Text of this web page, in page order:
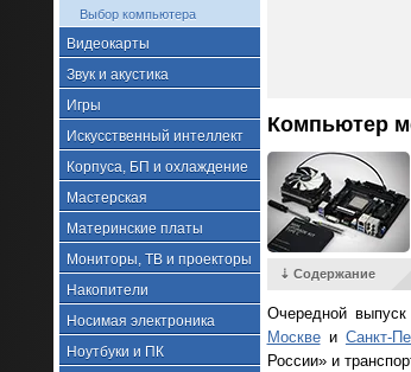
Выбор компьютера
Видеокарты
Звук и акустика
Игры
Искусственный интеллект
Корпуса, БП и охлаждение
Мастерская
Материнские платы
Мониторы, ТВ и проекторы
Накопители
Носимая электроника
Ноутбуки и ПК
Компьютер
⇣ Содержание
Очередной
Москвеи Санкт-
России» и